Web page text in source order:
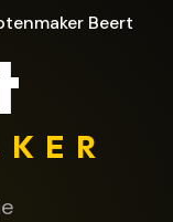
Beert